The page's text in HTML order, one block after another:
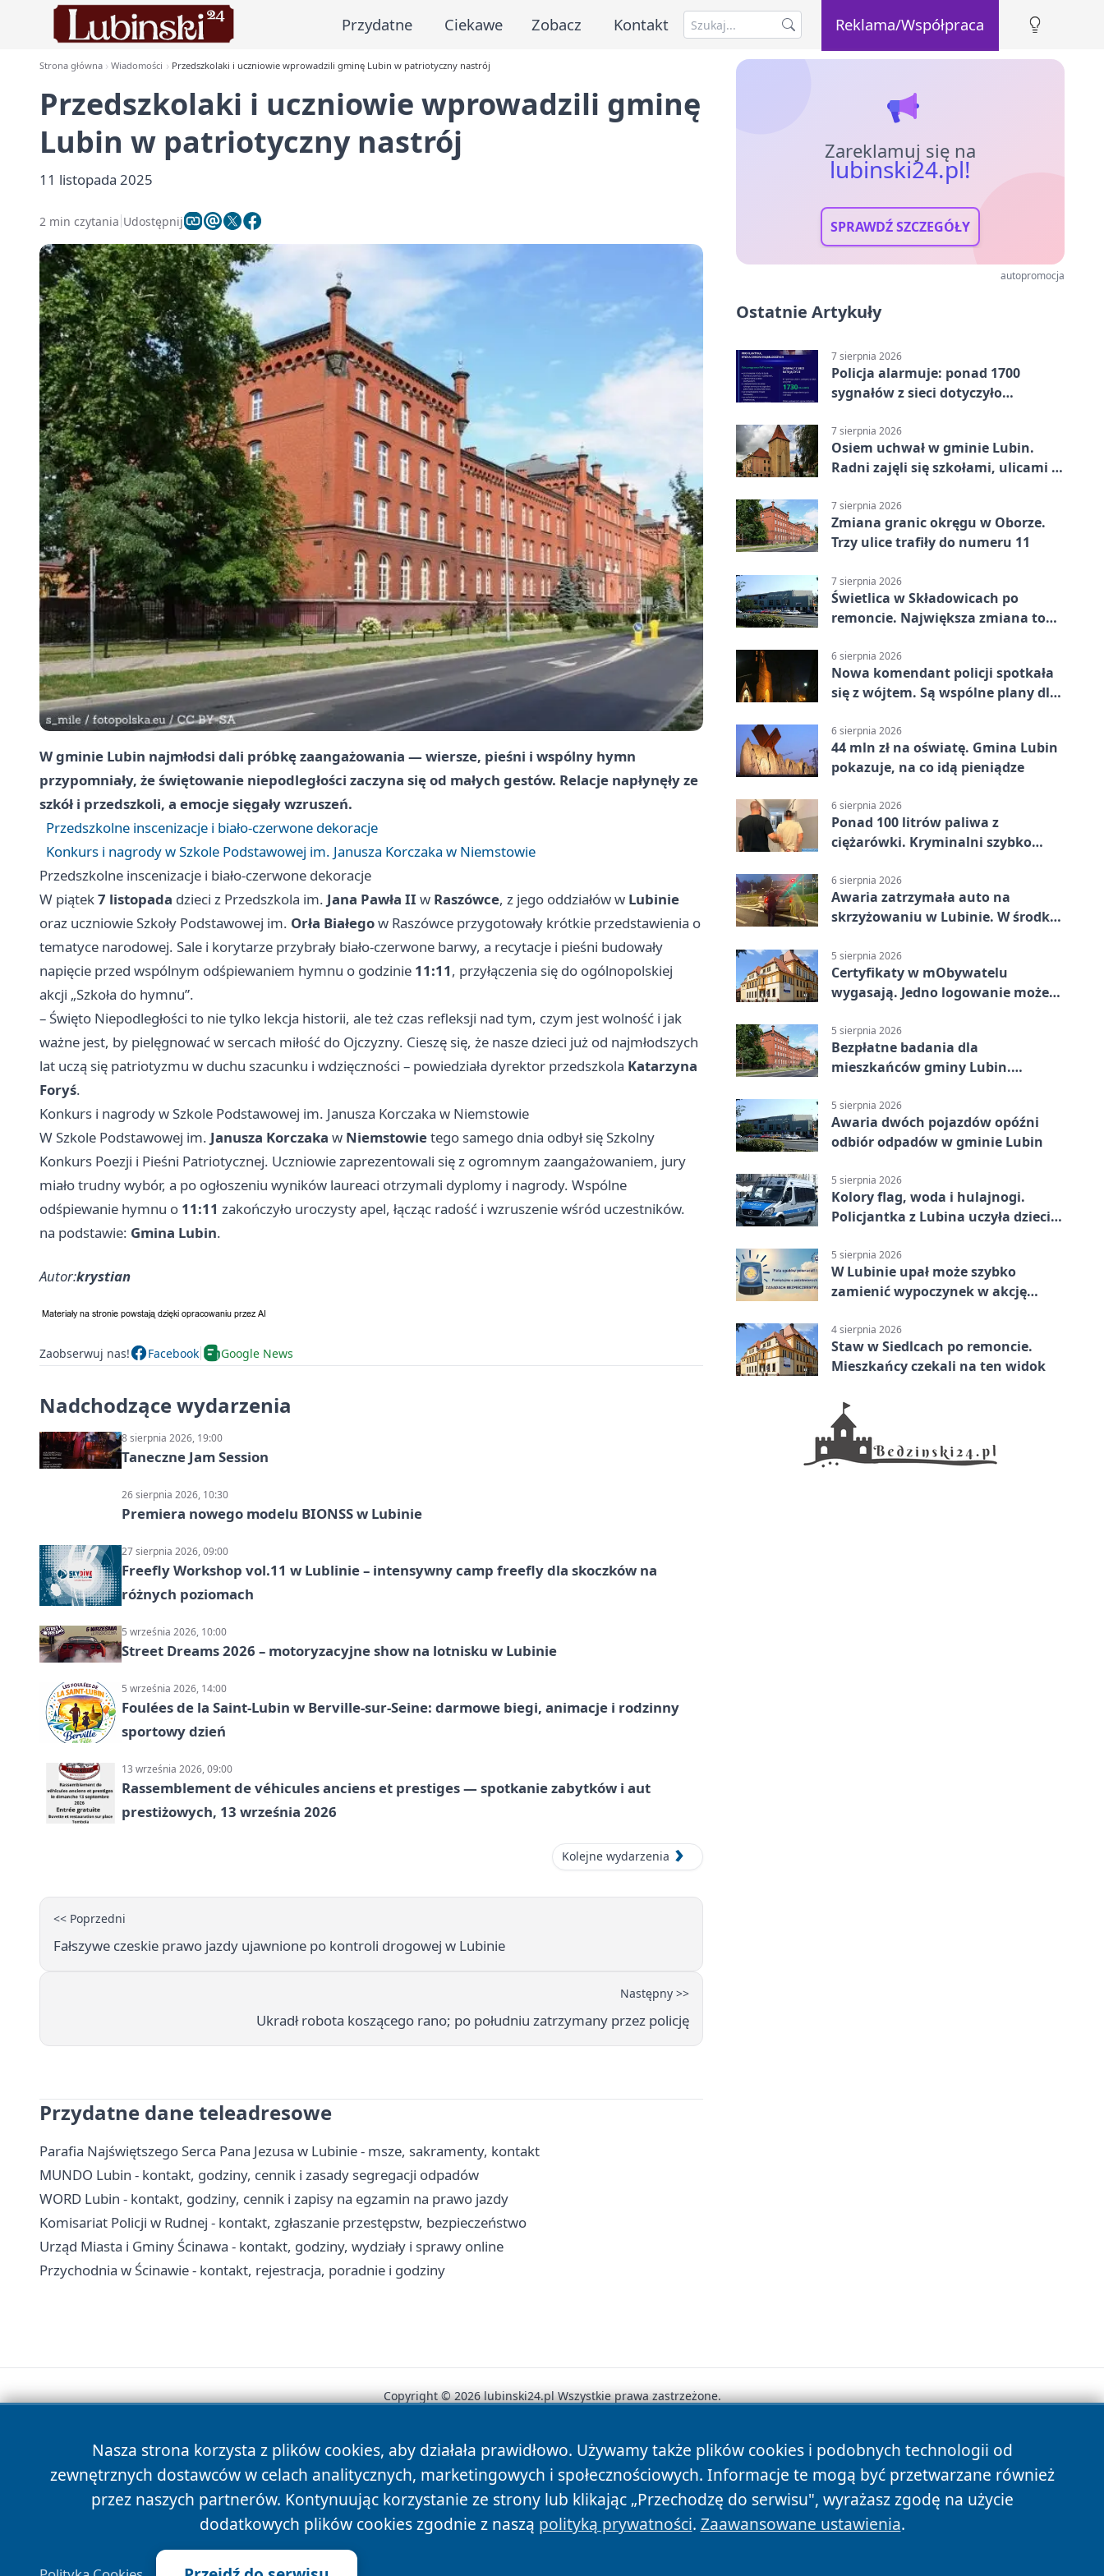
Przydatne Ciekawe Zobacz Kontakt Reklama/Współpraca
Strona główna Wiadomości Przedszkolaki i uczniowie wprowadzili gminę Lubin w patriotyczny nastrój
Przedszkolaki i uczniowie wprowadzili gminę
Lubin w patriotyczny nastrój
11 listopada 2025
2 min czytania Udostępnij
W gminie Lubin najmłodsi dali próbkę zaangażowania — wiersze, pieśni i wspólny hymn
przypomniały, że świętowanie niepodległości zaczyna się od małych gestów. Relacje napłynęły ze
szkół i przedszkoli, a emocje sięgały wzruszeń.
Przedszkolne inscenizacje i biało‑czerwone dekoracje
Konkurs i nagrody w Szkole Podstawowej im. Janusza Korczaka w Niemstowie
Przedszkolne inscenizacje i biało‑czerwone dekoracje
W piątek7 listopada dzieci z Przedszkola im. Jana Pawła II w Raszówce, z jego oddziałów w Lubinie
oraz uczniowie Szkoły Podstawowej im. Orła Białegow Raszówce przygotowały krótkie przedstawienia o
tematyce narodowej. Sale i korytarze przybrały biało‑czerwone barwy, a recytacje i pieśni budowały
napięcie przed wspólnym odśpiewaniem hymnu o godzinie 11:11, przyłączenia się do ogólnopolskiej
akcji „Szkoła do hymnu”.
– Święto Niepodległości to nie tylko lekcja historii, ale też czas refleksji nad tym, czym jest wolność i jak
ważne jest, by pielęgnować w sercach miłość do Ojczyzny. Cieszę się, że nasze dzieci już od najmłodszych
lat uczą się patriotyzmu w duchu szacunku i wdzięczności – powiedziała dyrektor przedszkola Katarzyna
Foryś.
Konkurs i nagrody w Szkole Podstawowej im. Janusza Korczaka w Niemstowie
W Szkole Podstawowej im. Janusza Korczaka w Niemstowietego samego dnia odbył się Szkolny
Konkurs Poezji i Pieśni Patriotycznej. Uczniowie zaprezentowali się z ogromnym zaangażowaniem, jury
miało trudny wybór, a po ogłoszeniu wyników laureaci otrzymali dyplomy i nagrody. Wspólne
odśpiewanie hymnu o 11:11 zakończyło uroczysty apel, łącząc radość i wzruszenie wśród uczestników.
na podstawie: Gmina Lubin.
Autor:krystian
Zaobserwuj nas! Facebook Google News
Nadchodzące wydarzenia
8 sierpnia 2026, 19:00
Taneczne Jam Session
26 sierpnia 2026, 10:30
Premiera nowego modelu BIONSS w Lubinie
27 sierpnia 2026, 09:00
Freefly Workshop vol.11 w Lublinie – intensywny camp freefly dla skoczków na
różnych poziomach
5 września 2026, 10:00
Street Dreams 2026 – motoryzacyjne show na lotnisku w Lubinie
5 września 2026, 14:00
Foulées de la Saint-Lubin w Berville-sur-Seine: darmowe biegi, animacje i rodzinny
sportowy dzień
13 września 2026, 09:00
Rassemblement de véhicules anciens et prestiges — spotkanie zabytków i aut
prestiżowych, 13 września 2026
Kolejne wydarzenia
<< Poprzedni
Fałszywe czeskie prawo jazdy ujawnione po kontroli drogowej w Lubinie
Następny >>
Ukradł robota koszącego rano; po południu zatrzymany przez policję
Przydatne dane teleadresowe
Parafia Najświętszego Serca Pana Jezusa w Lubinie - msze, sakramenty, kontakt
MUNDO Lubin - kontakt, godziny, cennik i zasady segregacji odpadów
WORD Lubin - kontakt, godziny, cennik i zapisy na egzamin na prawo jazdy
Komisariat Policji w Rudnej - kontakt, zgłaszanie przestępstw, bezpieczeństwo
Urząd Miasta i Gminy Ścinawa - kontakt, godziny, wydziały i sprawy online
Przychodnia w Ścinawie - kontakt, rejestracja, poradnie i godziny
Zareklamuj się na
lubinski24.pl!
SPRAWDŹ SZCZEGÓŁY
autopromocja
Ostatnie Artykuły
7 sierpnia 2026
Policja alarmuje: ponad 1700
sygnałów z sieci dotyczyło
7 sierpnia 2026
Osiem uchwał w gminie Lubin.
Radni zajęli się szkołami, ulicami i
7 sierpnia 2026
Zmiana granic okręgu w Oborze.
Trzy ulice trafiły do numeru 11
7 sierpnia 2026
Świetlica w Składowicach po
remoncie. Największa zmiana to
6 sierpnia 2026
Nowa komendant policji spotkała
się z wójtem. Są wspólne plany dla
6 sierpnia 2026
44 mln zł na oświatę. Gmina Lubin
pokazuje, na co idą pieniądze
6 sierpnia 2026
Ponad 100 litrów paliwa z
ciężarówki. Kryminalni szybko
6 sierpnia 2026
Awaria zatrzymała auto na
skrzyżowaniu w Lubinie. W środku
5 sierpnia 2026
Certyfikaty w mObywatelu
wygasają. Jedno logowanie może
5 sierpnia 2026
Bezpłatne badania dla
mieszkańców gminy Lubin.
5 sierpnia 2026
Awaria dwóch pojazdów opóźni
odbiór odpadów w gminie Lubin
5 sierpnia 2026
Kolory flag, woda i hulajnogi.
Policjantka z Lubina uczyła dzieci
5 sierpnia 2026
W Lubinie upał może szybko
zamienić wypoczynek w akcję
4 sierpnia 2026
Staw w Siedlcach po remoncie.
Mieszkańcy czekali na ten widok
Nasza strona korzysta z plików cookies, aby działała prawidłowo. Używamy także plików cookies i podobnych technologii od
zewnętrznych dostawców w celach analitycznych, marketingowych i społecznościowych. Informacje te mogą być przetwarzane również
przez naszych partnerów. Kontynuując korzystanie ze strony lub klikając „Przechodzę do serwisu", wyrażasz zgodę na użycie
dodatkowych plików cookies zgodnie z naszą polityką prywatności. Zaawansowane ustawienia.
Copyright © 2026 lubinski24.pl Wszystkie prawa zastrzeżone.
News Autorzy Polityka Prywatności Polityka Cookies